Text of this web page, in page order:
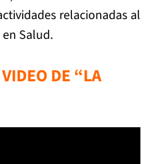
relacionadas al
Salud.
DE “LA